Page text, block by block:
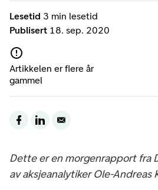
Lesetid 3 min lesetid
Publisert 18. sep. 2020
Artikkelen er flere år
gammel
Dette er en morgenrapport fra
av aksjeanalytiker Ole-Andreas